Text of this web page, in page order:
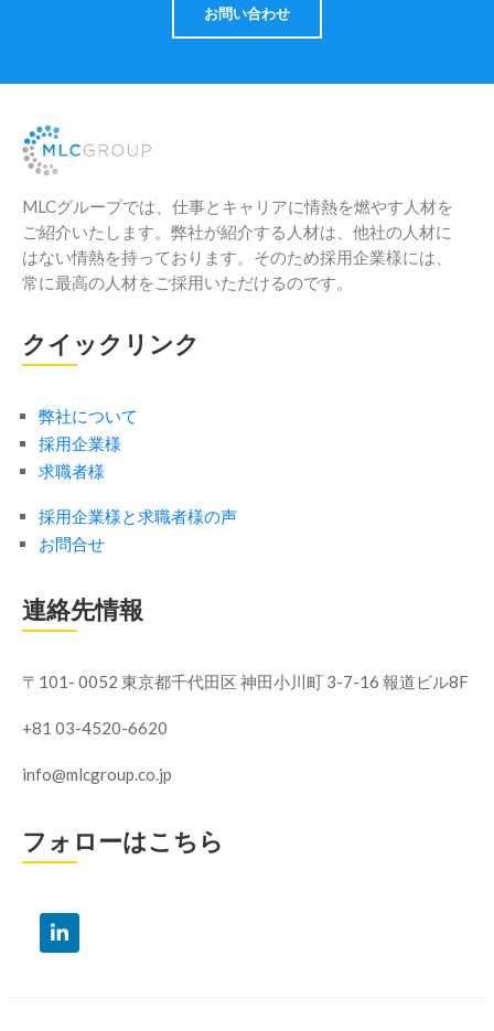
お問い合わせ
MLCグループでは、仕事とキャリアに情熱を燃やす人材を
ご紹介いたします。弊社が紹介する人材は、他社の人材に
はない情熱を持っております。そのため採用企業様には、
常に最高の人材をご採用いただけるのです。
クイックリンク
弊社について
採用企業様
求職者様
採用企業様と求職者様の声
お問合せ
連絡先情報
〒101- 0052 東京都千代田区 神田小川町 3-7-16 報道ビル8F
+81 03-4520-6620
info@mlcgroup.co.jp
フォローはこちら